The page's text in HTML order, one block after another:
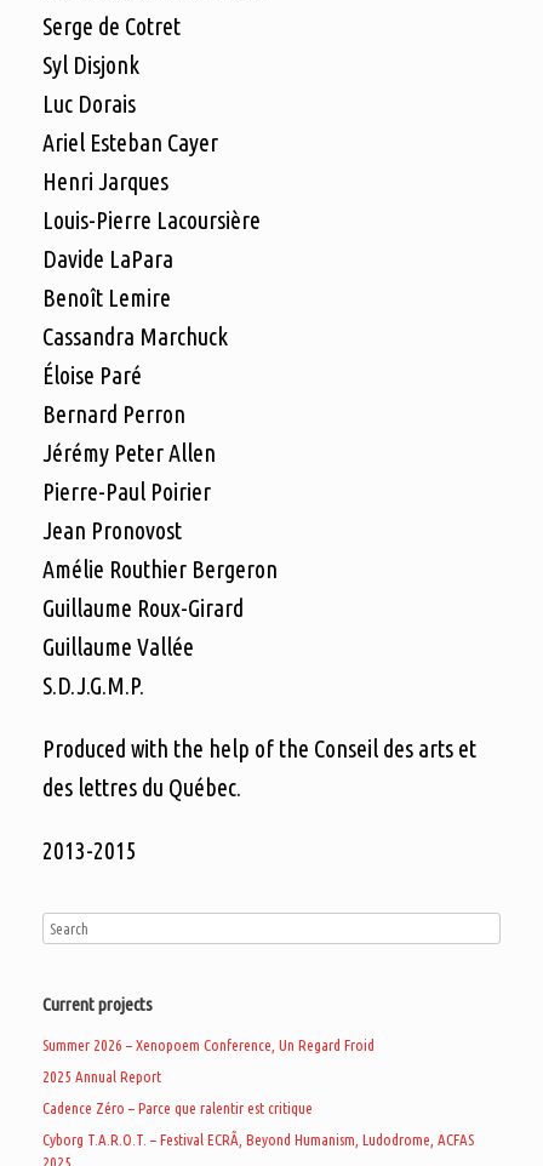
Serge de Cotret
Syl Disjonk
Luc Dorais
Ariel Esteban Cayer
Henri Jarques
Louis-Pierre Lacoursière
Davide LaPara
Benoît Lemire
Cassandra Marchuck
Éloise Paré
Bernard Perron
Jérémy Peter Allen
Pierre-Paul Poirier
Jean Pronovost
Amélie Routhier Bergeron
Guillaume Roux-Girard
Guillaume Vallée
S.D.J.G.M.P.
Produced with the help of the Conseil des arts et
des lettres du Québec.
2013-2015
Current projects
Summer 2026 – Xenopoem Conference, Un Regard Froid
2025 Annual Report
Cadence Zéro – Parce que ralentir est critique
Cyborg T.A.R.O.T. – Festival ECRÃ, Beyond Humanism, Ludodrome, ACFAS
2025